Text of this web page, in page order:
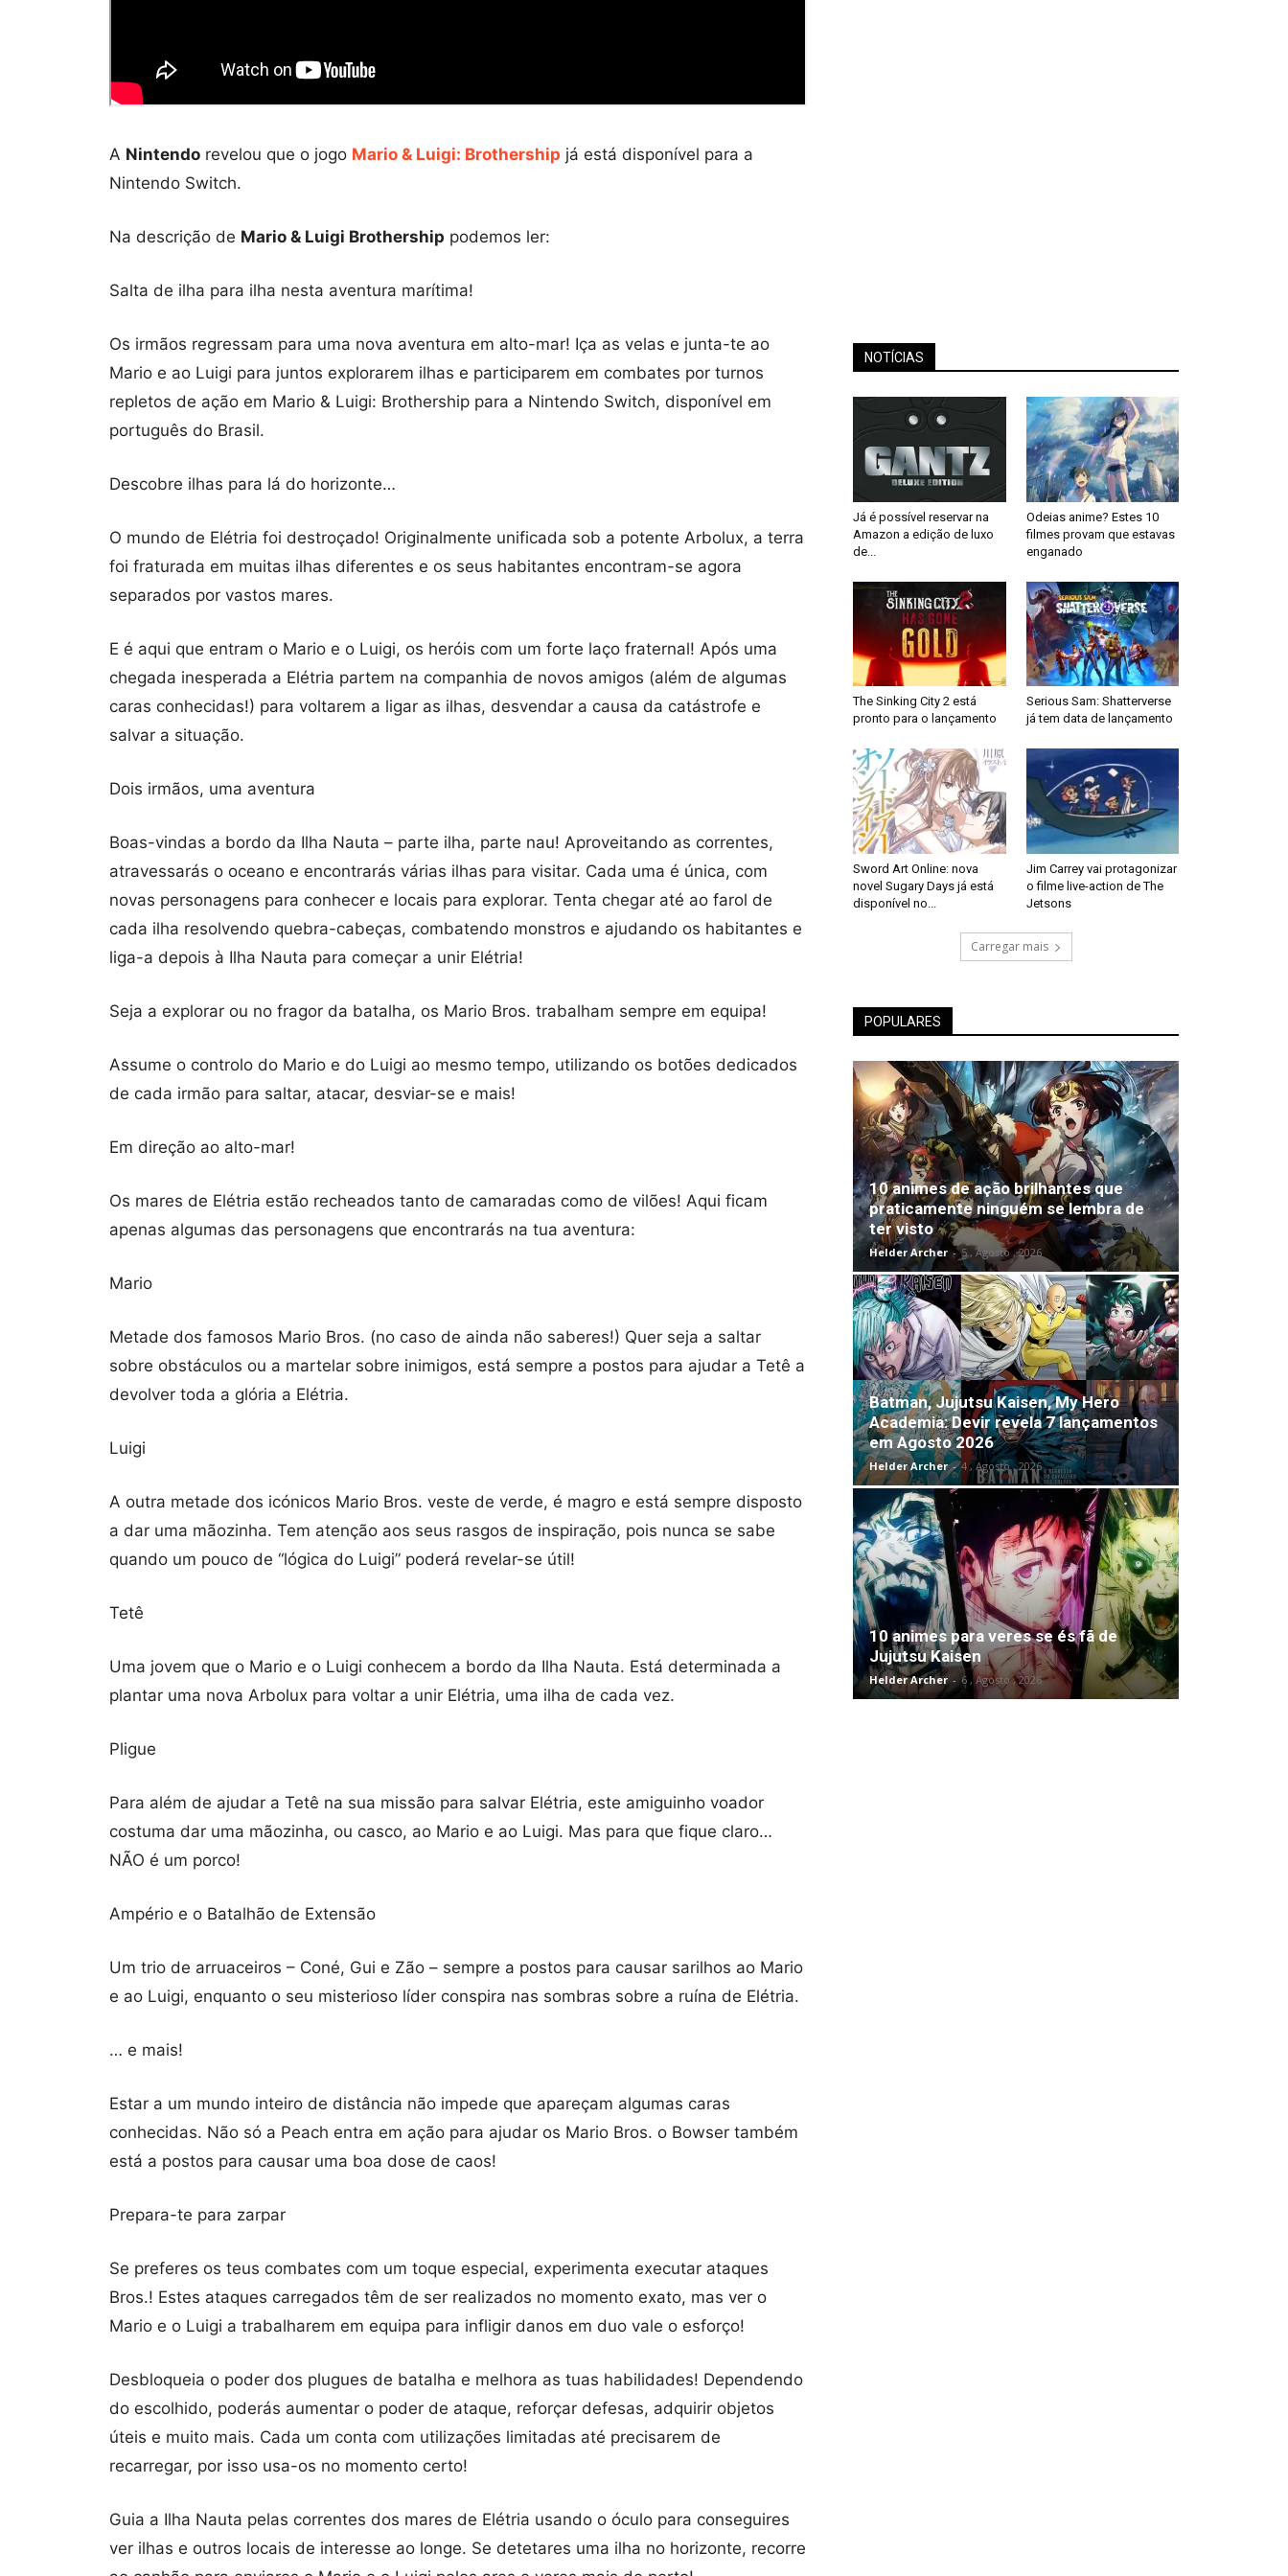
A Nintendo revelou que o jogo Mario & Luigi: Brothership já está disponível para a
Nintendo Switch.
Na descrição de Mario & Luigi Brothership podemos ler:
Salta de ilha para ilha nesta aventura marítima!
Os irmãos regressam para uma nova aventura em alto-mar! Iça as velas e junta-te ao
Mario e ao Luigi para juntos explorarem ilhas e participarem em combates por turnos
repletos de ação em Mario & Luigi: Brothership para a Nintendo Switch, disponível em
português do Brasil.
Descobre ilhas para lá do horizonte…
O mundo de Elétria foi destroçado! Originalmente unificada sob a potente Arbolux, a terra
foi fraturada em muitas ilhas diferentes e os seus habitantes encontram-se agora
separados por vastos mares.
E é aqui que entram o Mario e o Luigi, os heróis com um forte laço fraternal! Após uma
chegada inesperada a Elétria partem na companhia de novos amigos (além de algumas
caras conhecidas!) para voltarem a ligar as ilhas, desvendar a causa da catástrofe e
salvar a situação.
Dois irmãos, uma aventura
Boas-vindas a bordo da Ilha Nauta – parte ilha, parte nau! Aproveitando as correntes,
atravessarás o oceano e encontrarás várias ilhas para visitar. Cada uma é única, com
novas personagens para conhecer e locais para explorar. Tenta chegar até ao farol de
cada ilha resolvendo quebra-cabeças, combatendo monstros e ajudando os habitantes e
liga-a depois à Ilha Nauta para começar a unir Elétria!
Seja a explorar ou no fragor da batalha, os Mario Bros. trabalham sempre em equipa!
Assume o controlo do Mario e do Luigi ao mesmo tempo, utilizando os botões dedicados
de cada irmão para saltar, atacar, desviar-se e mais!
Em direção ao alto-mar!
Os mares de Elétria estão recheados tanto de camaradas como de vilões! Aqui ficam
apenas algumas das personagens que encontrarás na tua aventura:
Mario
Metade dos famosos Mario Bros. (no caso de ainda não saberes!) Quer seja a saltar
sobre obstáculos ou a martelar sobre inimigos, está sempre a postos para ajudar a Tetê a
devolver toda a glória a Elétria.
Luigi
A outra metade dos icónicos Mario Bros. veste de verde, é magro e está sempre disposto
a dar uma mãozinha. Tem atenção aos seus rasgos de inspiração, pois nunca se sabe
quando um pouco de “lógica do Luigi” poderá revelar-se útil!
Tetê
Uma jovem que o Mario e o Luigi conhecem a bordo da Ilha Nauta. Está determinada a
plantar uma nova Arbolux para voltar a unir Elétria, uma ilha de cada vez.
Pligue
Para além de ajudar a Tetê na sua missão para salvar Elétria, este amiguinho voador
costuma dar uma mãozinha, ou casco, ao Mario e ao Luigi. Mas para que fique claro…
NÃO é um porco!
Ampério e o Batalhão de Extensão
Um trio de arruaceiros – Coné, Gui e Zão – sempre a postos para causar sarilhos ao Mario
e ao Luigi, enquanto o seu misterioso líder conspira nas sombras sobre a ruína de Elétria.
… e mais!
Estar a um mundo inteiro de distância não impede que apareçam algumas caras
conhecidas. Não só a Peach entra em ação para ajudar os Mario Bros. o Bowser também
está a postos para causar uma boa dose de caos!
Prepara-te para zarpar
Se preferes os teus combates com um toque especial, experimenta executar ataques
Bros.! Estes ataques carregados têm de ser realizados no momento exato, mas ver o
Mario e o Luigi a trabalharem em equipa para infligir danos em duo vale o esforço!
Desbloqueia o poder dos plugues de batalha e melhora as tuas habilidades! Dependendo
do escolhido, poderás aumentar o poder de ataque, reforçar defesas, adquirir objetos
úteis e muito mais. Cada um conta com utilizações limitadas até precisarem de
recarregar, por isso usa-os no momento certo!
Guia a Ilha Nauta pelas correntes dos mares de Elétria usando o óculo para conseguires
ver ilhas e outros locais de interesse ao longe. Se detetares uma ilha no horizonte, recorre
NOTÍCIAS
Já é possível reservar na
Amazon a edição de luxo
de...
Odeias anime? Estes 10
filmes provam que estavas
enganado
The Sinking City 2 está
pronto para o lançamento
Serious Sam: Shatterverse
já tem data de lançamento
Sword Art Online: nova
novel Sugary Days já está
disponível no...
Jim Carrey vai protagonizar
o filme live-action de The
Jetsons
Carregar mais
POPULARES
10 animes de ação brilhantes que
praticamente ninguém se lembra de
ter visto
Helder Archer - 5 , Agosto , 2026
Batman, Jujutsu Kaisen, My Hero
Academia: Devir revela 7 lançamentos
em Agosto 2026
Helder Archer - 4 , Agosto , 2026
10 animes para veres se és fã de
Jujutsu Kaisen
Helder Archer - 6 , Agosto , 2026